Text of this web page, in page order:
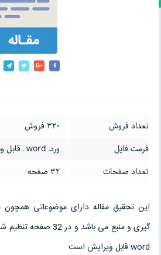
تعداد فروش
320 فروش
فرمت فایل
وردـ word ـ قابل ویرایش
تعداد صفحات
32 صفحه
این تحقیق مقاله دارای موضوعاتی همچون
گیری و منبع می باشد و
word قابل ویرایش است